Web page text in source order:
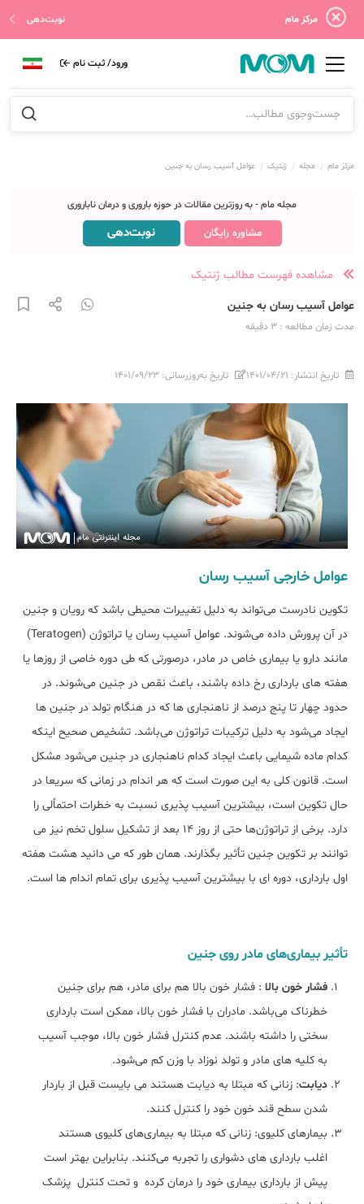
مرکز مام نوبت‌دهی
ورود/ ثبت نام
مرکز مام مجله ژنتیک عوامل آسیب‌ رسان به جنین
مجله مام - به روزترین مقالات در حوزه باروری و درمان ناباروری
مشاوره رایگان نوبت‌دهی
مشاهده فهرست مطالب ژنتیک
عوامل آسیب‌ رسان به جنین
مدت زمان مطالعه : 3 دقیقه
تاریخ انتشار: ۱۴۰۱/۰۴/۲۱ تاریخ به‌روزرسانی: ۱۴۰۱/۰۹/۲۳
عوامل خارجی آسیب رسان
تکوین نادرست می‌تواند به دلیل تغییرات محیطی باشد که رویان و جنین
در آن پرورش داده می‌شوند. عوامل آسیب رسان یا تراتوژن (Teratogen)
مانند دارو یا بیماری خاص در مادر، درصورتی که طی دوره خاصی از روزها یا
هفته های بارداری رخ داده باشند، باعث نقص در جنین می‌شوند. در
حدود چهار تا پنج درصد از ناهنجاری ها که در هنگام تولد در جنین ها
ایجاد می‌شود به دلیل ترکیبات تراتوژن می‌باشد. تشخیص صحیح اینکه
کدام ماده شیمایی باعث ایجاد کدام ناهنجاری در جنین می‌شود مشکل
است. قانون کلی به این صورت است که هر اندام در زمانی که سریعا در
حال تکوین است، بیشترین آسیب پذیری نسبت به خطرات احتماًلی را
دارد. برخی از تراتوژن‌ها حتی از روز 14 بعد از تشکیل سلول تخم نیز می
توانند بر تکوین جنین تأثیر بگذارند. همان طور که می دانید هشت هفته
اول بارداری، دوره ای با بیشترین آسیب پذیری برای تمام اندام ها است.
تأثیر بیماری‌های مادر روی جنین
فشار خون بالا : فشار خون بالا هم برای مادر، هم برای جنین
خطرناک می‌باشد. مادران با فشار خون بالا، ممکن است بارداری
سختی را داشته باشند. عدم کنترل فشار خون بالا، موجب آسیب
به کلیه های مادر و تولد نوزاد با وزن کم می‌شود.
دیابت: زنانی که مبتلا به دیابت هستند می بایست قبل از باردار
شدن سطح قند خون خود را کنترل کنند.
بیمارهای کلیوی: زنانی که مبتلا به بیماری‌های کلیوی هستند
اغلب بارداری های دشواری را تجربه می‌کنند. بنابراین بهتر است
پیش از بارداری بیماری خود را درمان کرده و تحت کنترل پزشک